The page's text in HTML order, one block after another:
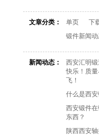
文章分类： 单页 下
锻件新闻
新闻动态：
西安汇明
快乐！质
飞！
什么是西
西安锻件
东西？
陕西西安